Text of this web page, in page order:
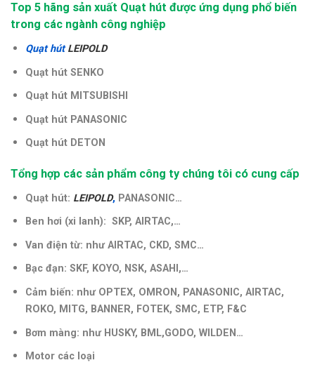
Top 5 hãng sản xuất Quạt hút được ứng dụng phổ biến
trong các ngành công nghiệp
Quạt hútLEIPOLD
Quạt hút SENKO
Quạt hút MITSUBISHI
Quạt hút PANASONIC
Quạt hút DETON
Tổng hợp các sản phẩm công ty chúng tôi có cung cấp
Quạt hút: LEIPOLD, PANASONIC…
Ben hơi (xi lanh): SKP, AIRTAC,…
Van điện từ: như AIRTAC, CKD, SMC…
Bạc đạn: SKF, KOYO, NSK, ASAHI,…
Cảm biến: như OPTEX, OMRON, PANASONIC, AIRTAC,
ROKO, MITG, BANNER, FOTEK, SMC, ETP, F&C
Bơm màng: như HUSKY, BML,GODO, WILDEN…
Motor các loại